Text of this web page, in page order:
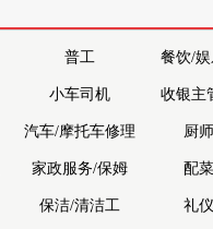
普工 餐饮/
小车司机 收银主
汽车/摩托车修理 厨
家政服务/保姆 配
保洁/清洁工 礼